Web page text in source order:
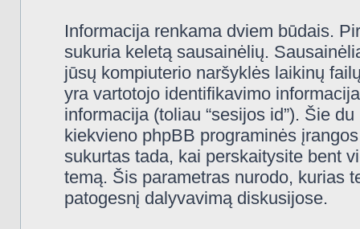
Informacija renkama dviem būdais.
sukuria keletą sausainėlių.
jūsų kompiuterio naršyklės laikinų
yra vartotojo identifikavimo
informacija (toliau “sesijos id”). Šie
kiekvieno phpBB programinės
sukurtas tada, kai perskaitysite bent
temą. Šis parametras nurodo, kurias
patogesnį dalyvavimą diskusijose.